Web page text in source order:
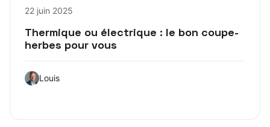
22 juin 2025
Thermique ou électrique : le bon coupe-
herbes pour vous
Louis